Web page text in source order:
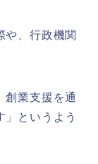
や、行政機関
創業支援を通
」というよう